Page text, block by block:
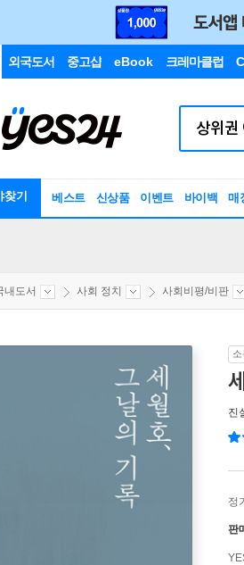
외국도서 중고샵 eBook 크레마클럽
기 베스트 신상품 이벤트 바이백 매
내도서 사회 정치 사회비평/비판
진
정
판